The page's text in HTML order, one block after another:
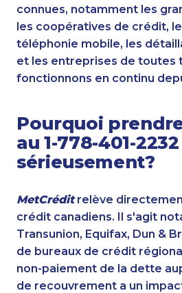
connues, notamment les
les coopératives de crédit,
téléphonie mobile, les
et les entreprises de toutes
fonctionnons en continu
Pourquoi
au 1-778-401-2232
sérieusement?
MetCréditrelève
crédit canadiens. Il s'agit
Transunion, Equifax, Dun &
de bureaux de crédit
non-paiement de la dette
de recouvrement a un